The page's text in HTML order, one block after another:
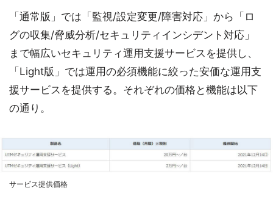
「通常版」では「監視/設定変更/障害対応」から「ロ
グの収集/脅威分析/セキュリティインシデント対応」
まで幅広いセキュリティ運用支援サービスを提供し、
「Light版」では運用の必須機能に絞った安価な運用支
援サービスを提供する。それぞれの価格と機能は以下
の通り。
サービス提供価格